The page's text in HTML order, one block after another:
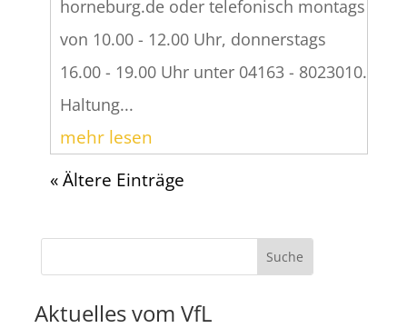
horneburg.de oder telefonisch montags
von 10.00 - 12.00 Uhr, donnerstags
16.00 - 19.00 Uhr unter 04163 - 8023010.
Haltung...
mehr lesen
« Ältere Einträge
Aktuelles vom VfL